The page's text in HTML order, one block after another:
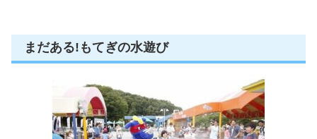
まだある!もてぎの水遊び